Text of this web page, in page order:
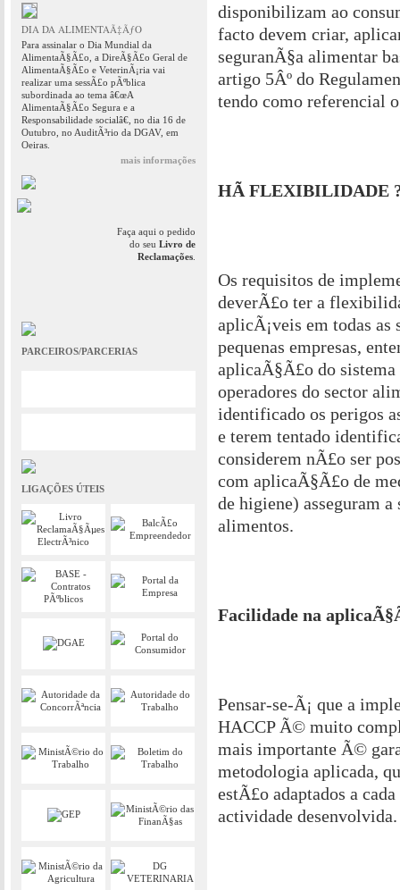
DIA DA ALIMENTAÃ‡ÃƒO
Para assinalar o Dia Mundial da
AlimentaÃ§Ã£o, a DireÃ§Ã£o Geral de
AlimentaÃ§Ã£o e VeterinÃ¡ria vai
realizar uma sessÃ£o pÃºblica
subordinada ao tema â€œA
AlimentaÃ§Ã£o Segura e a
Responsabilidade socialâ€, no dia 16 de
Outubro, no AuditÃ³rio da DGAV, em
Oeiras.
mais informações
Faça aqui o pedido
do seu Livro de
Reclamações
PARCEIROS/PARCERIAS
LIGAÇÕES ÚTEIS
disponibilizam ao
facto devem criar,
seguranÃ§a alimentar
artigo 5Âº do
tendo como referencial
HÃ FLEXIBILIDADE
Os requisitos de
deverÃ£o ter a
aplicÃ¡veis em todas
pequenas empresas,
aplicaÃ§Ã£o do
operadores do sector
identificado os perigos
e terem tentado
considerem nÃ£o ser
com aplicaÃ§Ã£o de
de higiene) asseguram
alimentos.
Facilidade na
Pensar-se-Ã¡ que a
HACCP Ã© muito
mais importante Ã©
metodologia aplicada,
estÃ£o adaptados a
actividade desenvolvida.